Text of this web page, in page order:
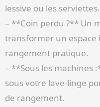
lessive ou les serviettes.
– **Coin perdu ?** Un
transformer un espace
rangement pratique.
– **Sous les machines
sous votre lave-linge
de rangement.